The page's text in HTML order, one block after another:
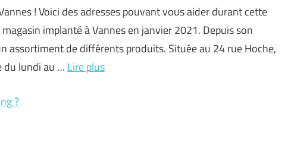
! Voici des adresses pouvant vous aider durant cette
implanté à Vannes en janvier 2021. Depuis son
assortiment de différents produits. Située au 24 rue Hoche,
du lundi au … Lire plus
?